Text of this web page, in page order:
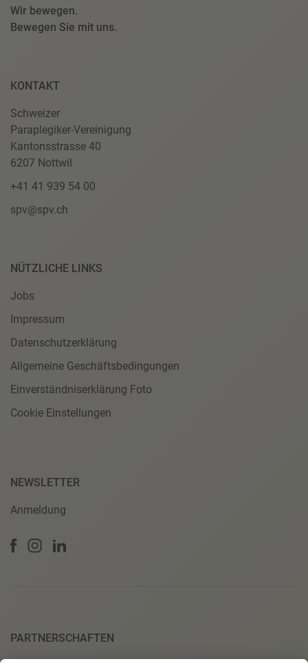
Wir bewegen.
Bewegen Sie mit uns.
KONTAKT
Schweizer
Paraplegiker-Vereinigung
Kantonsstrasse 40
6207 Nottwil
+41 41 939 54 00
spv@spv.ch
NÜTZLICHE LINKS
Jobs
Impressum
Datenschutzerklärung
Allgemeine Geschäftsbedingungen
Einverständniserklärung Foto
Cookie Einstellungen
NEWSLETTER
Anmeldung
PARTNERSCHAFTEN